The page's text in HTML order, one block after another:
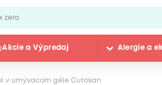
Akcie a Výpredaj Alergie a
v umývacom géle Cutosan